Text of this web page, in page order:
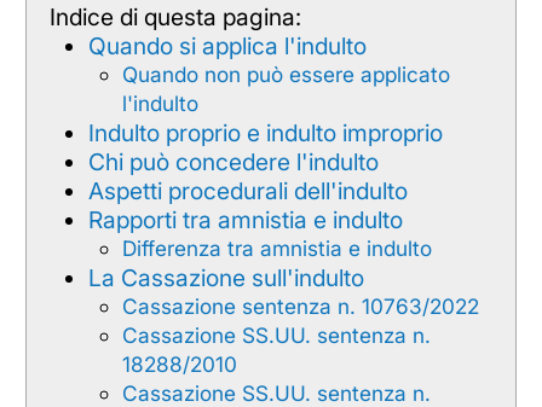
Indice di questa pagina:
Quando si applica l'indulto
Quando non può essere applicato
l'indulto
Indulto proprio e indulto improprio
Chi può concedere l'indulto
Aspetti procedurali dell'indulto
Rapporti tra amnistia e indulto
Differenza tra amnistia e indulto
La Cassazione sull'indulto
Cassazione sentenza n. 10763/2022
Cassazione SS.UU. sentenza n.
18288/2010
Cassazione SS.UU. sentenza n.